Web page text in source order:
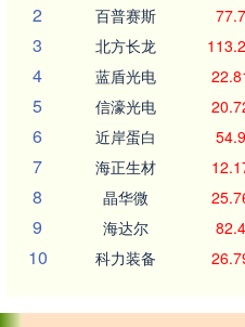
2 百普赛斯 77.7
3 北方长龙
4 蓝盾光电
5 信濠光电
6 近岸蛋白 54.9
7 海正生材
8 晶华微
9 海达尔 82.4
10 科力装备